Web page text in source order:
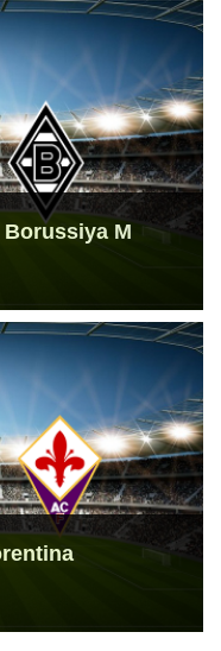
M